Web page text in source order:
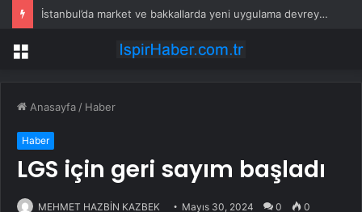
İstanbul’da market ve bakkallarda yeni uygulama devreye girdi
Menü
Anasayfa / Haber
Haber
LGS için geri sayım başladı
MEHMET HAZBİN KAZBEK Mayıs 30, 2024 0 0